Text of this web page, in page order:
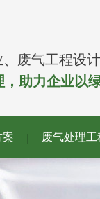
废气工程设
助力企业以
废气处理